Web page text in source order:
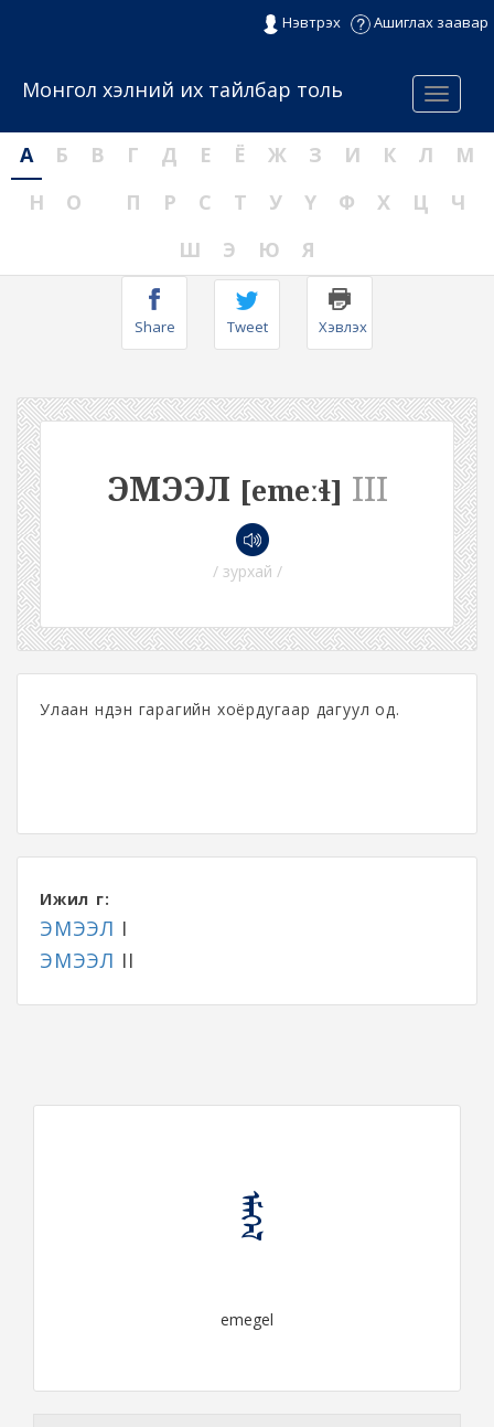
Нэвтрэх Ашиглах заавар
Menu
Монгол хэлний их тайлбар толь
А Б В Г Д Е Ё Ж З И К Л
М
Н
О П Р С Т У Ү Ф Х Ц
Ч
Ш
Э Ю Я
Share Tweet Хэвлэх
ЭМЭЭЛ [emeːɬ] III
/ зурхай /
Улаан нүдэн гарагийн хоёрдугаар дагуул од.
Ижил үг:
ЭМЭЭЛ I
ЭМЭЭЛ II
ᠡᠮᠡᠭᠡᠯ
emegel